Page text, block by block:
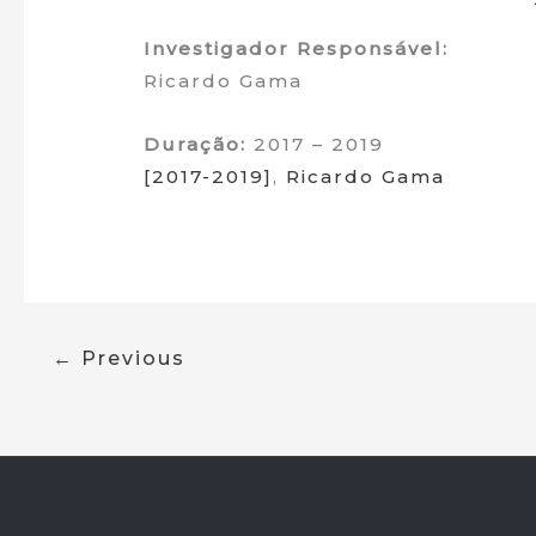
Investigador Responsável:
Ricardo Gama
Duração: 2017 – 2019
[2017-2019] , Ricardo Gama
← Previous